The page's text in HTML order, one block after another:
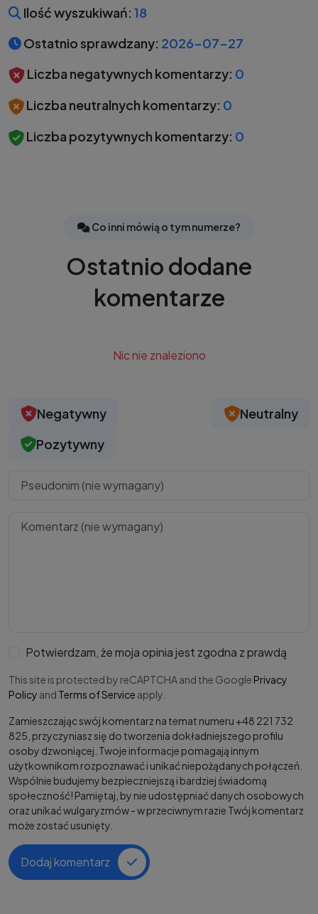
Ilość wyszukiwań: 18
Ostatnio sprawdzany: 2026-07-27
Liczba negatywnych komentarzy: 0
Liczba neutralnych komentarzy: 0
Liczba pozytywnych komentarzy: 0
Co inni mówią o tym numerze?
Ostatnio dodane
komentarze
Nic nie znaleziono
Negatywny
Neutralny
Pozytywny
Potwierdzam, że moja opinia jest zgodna z prawdą
This site is protected by reCAPTCHA and the Google Privacy
Policy and Terms of Service apply.
Zamieszczając swój komentarz na temat numeru +48 221 732
825, przyczyniasz się do tworzenia dokładniejszego profilu
osoby dzwoniącej. Twoje informacje pomagają innym
użytkownikom rozpoznawać i unikać niepożądanych połączeń.
Wspólnie budujemy bezpieczniejszą i bardziej świadomą
społeczność! Pamiętaj, by nie udostępniać danych osobowych
oraz unikać wulgaryzmów - w przeciwnym razie Twój komentarz
może zostać usunięty.
Dodaj komentarz